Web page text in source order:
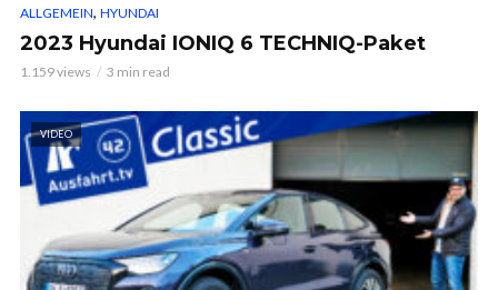
ALLGEMEIN, HYUNDAI
2023 Hyundai IONIQ 6 TECHNIQ-Paket
1.159 views 3 min read
VIDEO